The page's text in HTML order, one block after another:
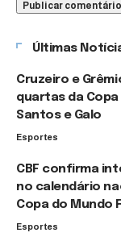
Últimas
Cruzeiro e
quartas da
Santos e Galo
Esportes
CBF confirma
no calendário
Copa do Mundo
Esportes